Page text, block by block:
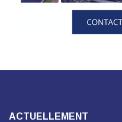
ACTUELLEMENT